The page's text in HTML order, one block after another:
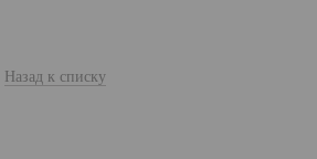
Назад к списку